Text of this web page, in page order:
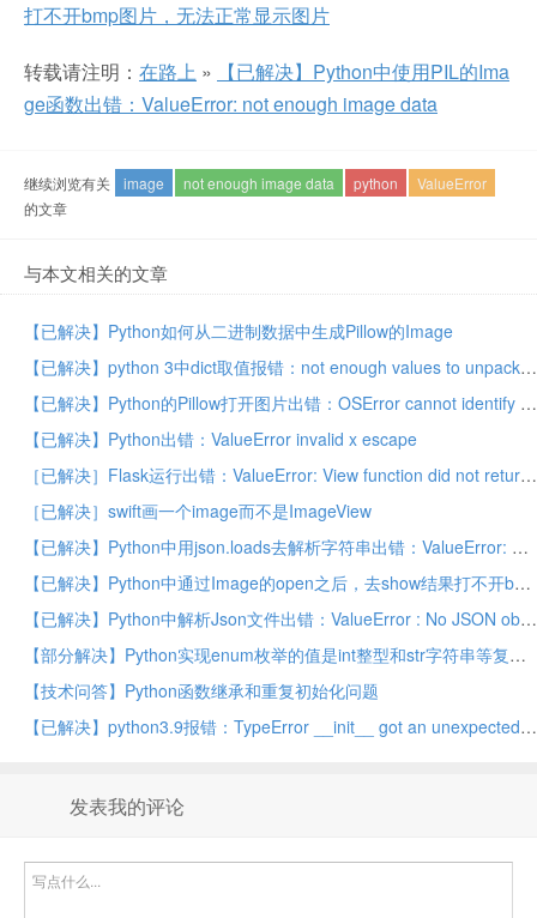
打不开bmp图片，无法正常显示图片
转载请注明： 在路上 »
【已解决】Python中使用PIL的Ima
ge函数出错：ValueError: not enough image data
继续浏览有关 image not enough image data python
ValueError
的文章
与本文相关的文章
【已解决】Python如何从二进制数据中生成Pillow的Image
【已解决】python 3中dict取值报错：not enough values to unpack (expected 3, got 2)
【已解决】Python的Pillow打开图片出错：OSError cannot identify image file _io.BytesIO object at
【已解决】Python出错：ValueError invalid x escape
［已解决］Flask运行出错：ValueError: View function did not return a response
［已解决］swift画一个image而不是ImageView
【已解决】Python中用json.loads去解析字符串出错：ValueError: Expecting property name: line 1 column 51 (char 51)
【已解决】Python中通过Image的open之后，去show结果打不开bmp图片，无法正常显示图片
【已解决】Python中解析Json文件出错：ValueError : No JSON object could be decoded –> Python中Json库不支持带BOM的UTF-8
【部分解决】Python实现enum枚举的值是int整型和str字符串等复合类型的值
【技术问答】Python函数继承和重复初始化问题
【已解决】python3.9报错：TypeError __init__ got an unexpected keyword argument encoding
发表我的评论